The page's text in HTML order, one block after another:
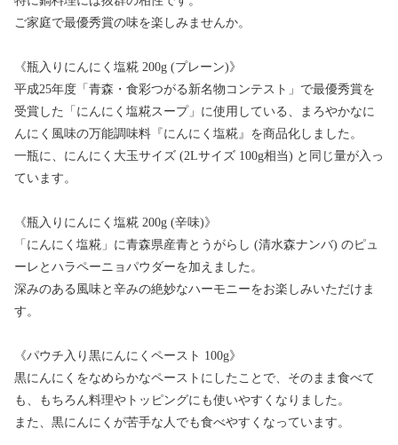
ご家庭で最優秀賞の味を楽しみませんか。
《瓶入りにんにく塩糀 200g (プレーン)》
平成25年度「青森・食彩つがる新名物コンテスト」で最優秀賞を
受賞した「にんにく塩糀スープ」に使用している、まろやかなに
んにく風味の万能調味料『にんにく塩糀』を商品化しました。
一瓶に、にんにく大玉サイズ (2Lサイズ 100g相当) と同じ量が入っ
ています。
《瓶入りにんにく塩糀 200g (辛味)》
「にんにく塩糀」に青森県産青とうがらし (清水森ナンバ) のピュ
ーレとハラペーニョパウダーを加えました。
深みのある風味と辛みの絶妙なハーモニーをお楽しみいただけま
す。
《パウチ入り黒にんにくペースト 100g》
黒にんにくをなめらかなペーストにしたことで、そのまま食べて
も、もちろん料理やトッピングにも使いやすくなりました。
また、黒にんにくが苦手な人でも食べやすくなっています。